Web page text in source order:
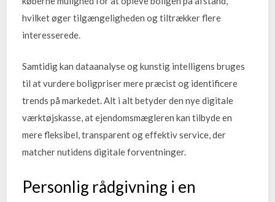
hvilket øger tilgængeligheden og tiltrækker flere
interesserede.
Samtidig kan dataanalyse og kunstig intelligens bruges
til at vurdere boligpriser mere præcist og identificere
trends på markedet. Alt i alt betyder den nye digitale
værktøjskasse, at ejendomsmægleren kan tilbyde en
mere fleksibel, transparent og effektiv service, der
matcher nutidens digitale forventninger.
Personlig rådgivning i en